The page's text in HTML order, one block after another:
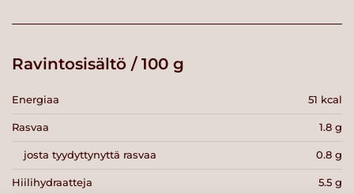
Ravintosisältö / 100 g
Energiaa 51 kcal
Rasvaa 1.8 g
josta tyydyttynyttä rasvaa 0.8 g
Hiilihydraatteja 5.5 g